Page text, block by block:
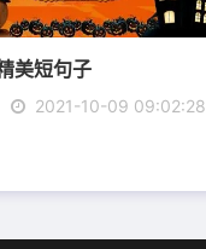
美短句子
2021-10-09 09:02:28